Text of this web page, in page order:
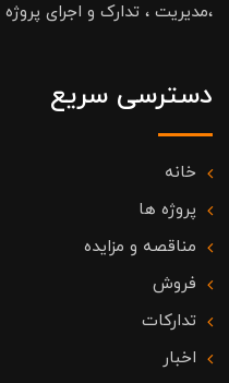
،مدیریت ، تدارک و اجرای
دسترسی سریع
خانه
پروژه ها
مناقصه و مزایده
فروش
تدارکات
اخبار